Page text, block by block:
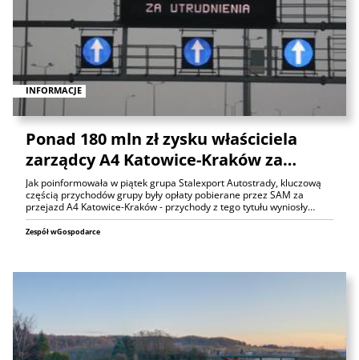
INFORMACJE
Ponad 180 mln zł zysku właściciela
zarządcy A4 Katowice-Kraków za…
Jak poinformowała w piątek grupa Stalexport Autostrady, kluczową
częścią przychodów grupy były opłaty pobierane przez SAM za
przejazd A4 Katowice-Kraków - przychody z tego tytułu wyniosły…
Zespół wGospodarce